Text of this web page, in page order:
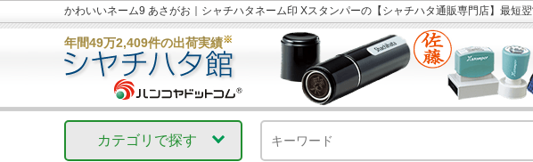
かわいいネーム9 あさがお｜シャチハタネーム印 Xスタンパーの【シャチハタ通販専門店】最短翌
年間49万2,409件の出荷実績※
カテゴリで探す